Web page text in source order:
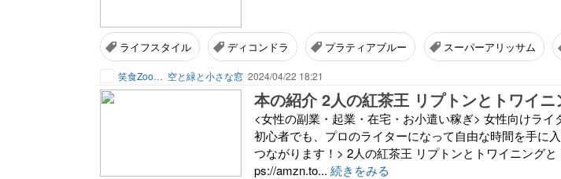
ライフスタイル ディコンドラ プラティアブルー スーパーアリッサム
笑食Zoo… 空と緑と小さな窓 2024/04/22 18:21
本の紹介 2人の紅茶王 リプトンとトワイニ
<女性の副業・起業・在宅・お小遣い稼ぎ> 女性向けライ
初心者でも、プロのライターになって自由な時間を手に
つながります！> 2人の紅茶王 リプトンとトワイニング
ps://amzn.to... 続きをみる